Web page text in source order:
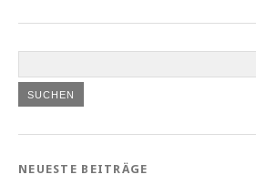
NEUESTE BEITRÄGE